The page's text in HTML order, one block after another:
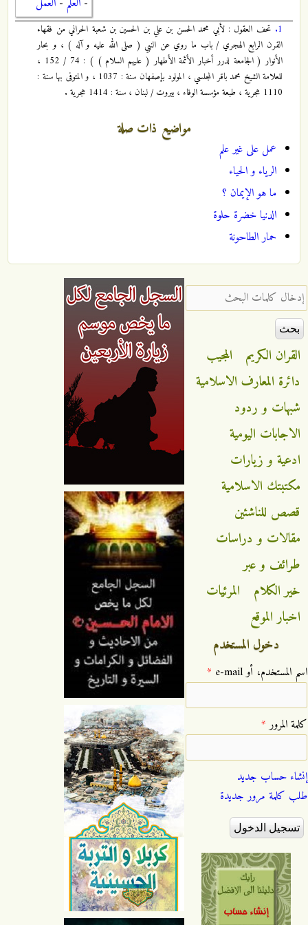
1. تحف العقول : لأبي محمد الحسن بن علي بن الحسين بن شعبة الحراني من فقهاء
القرن الرابع الهجري / باب ما روي عن النبي ( صلى الله عليه و آله ) ، و بحار
الأنوار ( الجامعة لدرر أخبار الأئمة الأطهار ( عليهم السلام ) ) : 74 / 152 ،
للعلامة الشيخ محمد باقر المجلسي ، المولود بإصفهان سنة : 1037 ، و المتوفى بها سنة :
1110 هجرية ، طبعة مؤسسة الوفاء ، بيروت / لبنان ، سنة : 1414 هجرية .
مواضيع ذات صلة
عمل على غير علم
الرياء و الحياء
ما هو الإيمان ؟
الدنيا خضرة حلوة
حمار الطاحونة
‏إدخال كلمات البحث ‏
القران الكريم
المجيب
دائرة المعارف الاسلامية
شبهات و ردود
الاجابات اليومية
ادعية و زيارات
مكتبتك الاسلامية
قصص للناشئين
مقالات و دراسات
طرائف و عبر
خير الكلام
المرئيات
اخبار الموقع
دخول المستخدم
‏اسم المستخدم، أو e-mail ‏ *
‏كلمة المرور ‏*
إنشاء حساب جديد
طلب كلمة مرور جديدة